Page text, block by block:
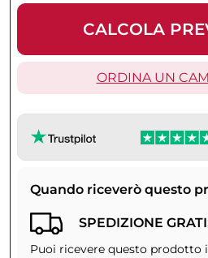
CALCOLA
ORDINA UN
Quando riceverò questo
SPEDIZIONE
Puoi ricevere questo prodotto